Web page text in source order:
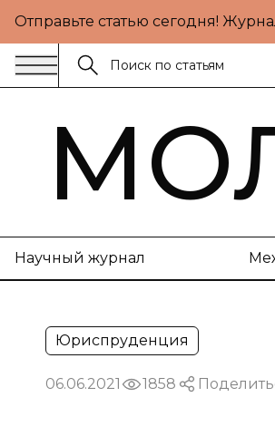
Отправьте статью сегодня!
Научный журнал
Юриспруденция
06.06.2021 1858